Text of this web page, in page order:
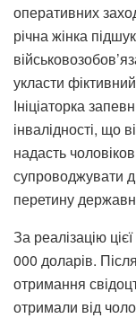
оперативних
річна жінка
укласти
Ініціаторка
інвалідності, що
надасть
супроводжувати
перетину
За реалізацію
000 доларів.
отримання
отримали від